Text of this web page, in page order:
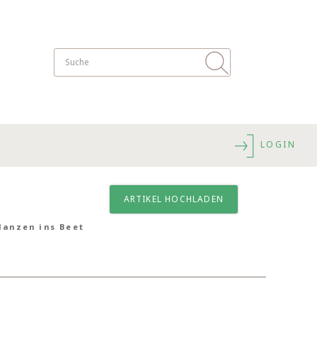
LOGIN
ARTIKEL HOCHLADEN
ins Beet